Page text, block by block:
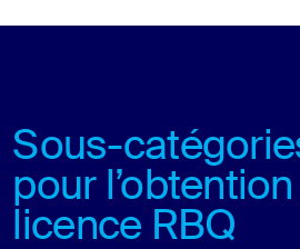
Sous-
pour l’obtention
licence RBQ